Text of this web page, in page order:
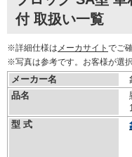
付 取扱い一覧
※詳細仕様は メーカサイト でご
※写真は参考です。お客様が選
メーカー名
品名
型 式